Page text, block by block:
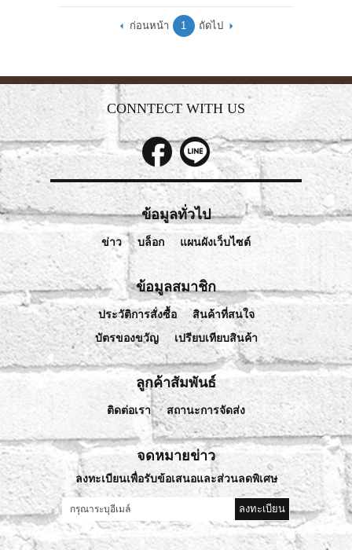
ก่อนหน้า 1 ถัดไป
CONNTECT WITH US
ข้อมูลทั่วไป
ข่าว บล็อก แผนผังเว็บไซต์
ข้อมูลสมาชิก
ประวัติการสั่งซื้อ
สินค้าที่สนใจ
บัตรของขวัญ
เปรียบเทียบสินค้า
ลูกค้าสัมพันธ์
ติดต่อเรา สถานะการจัดส่ง
จดหมายข่าว
ลงทะเบียนเพื่อรับข้อเสนอและส่วนลดพิเศษ
ลงทะเบียน